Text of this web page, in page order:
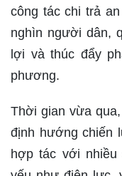
công tác chi trả
nghìn người dân,
lợi và thúc đẩy
phương.
Thời gian vừa
định hướng chiến
hợp tác với